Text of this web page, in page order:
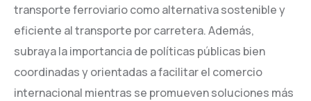
transporte ferroviario como alternativa sostenible y
eficiente al transporte por carretera. Además,
subraya la importancia de políticas públicas bien
coordinadas y orientadas a facilitar el comercio
internacional mientras se promueven soluciones más